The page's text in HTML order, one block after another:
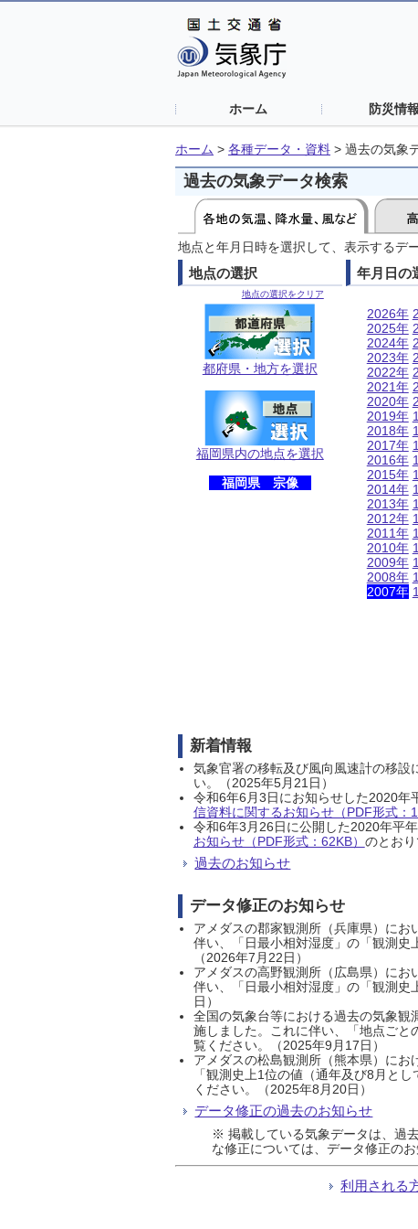
ホーム 防災情報
ホーム > 各種データ・資料 > 過去の気象
過去の気象データ検索
地点と年月日時を選択して、表示するデ
地点の選択
地点の選択をクリア
都府県・地方を選択
福岡県内の地点を選択
福岡県 宗像
年月日の
2026年
2025年
2024年
2023年
2022年
2021年
2020年
2019年
2018年
2017年
2016年
2015年
2014年
2013年
2012年
2011年
2010年
2009年
2008年
2007年
新着情報
気象官署の移転及び風向風速計の移設
い。（2025年5月21日）
令和6年6月3日にお知らせした2020年
信資料に関するお知らせ（PDF形式：
令和6年3月26日に公開した2020年平
お知らせ（PDF形式：62KB） のとおり
過去のお知らせ
データ修正のお知らせ
アメダスの郡家観測所（兵庫県）に
伴い、「日最小相対湿度」の「観測史
（2026年7月22日）
アメダスの高野観測所（広島県）に
伴い、「日最小相対湿度」の「観測
日）
全国の気象台等における過去の気象
施しました。これに伴い、「地点ごと
覧ください。（2025年9月17日）
アメダスの松島観測所（熊本県）に
「観測史上1位の値（通年及び8月と
ください。（2025年8月20日）
データ修正の過去のお知らせ
※ 掲載している気象データは、過
な修正については、データ修正のお
利用される